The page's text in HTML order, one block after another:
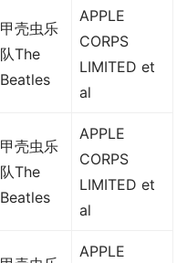
甲壳虫乐
队The
Beatles
APPLE
CORPS
LIMITED et
al
甲壳虫乐
队The
Beatles
APPLE
CORPS
LIMITED et
al
APPLE